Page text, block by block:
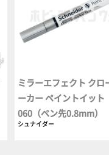
ミラーエフェクト クロ
ーカー ペイントイット
060（ペン先0.8mm）
シュナイダー